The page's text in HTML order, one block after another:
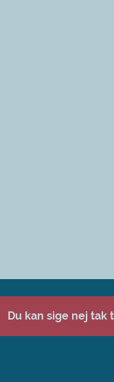
Du kan sige nej tak